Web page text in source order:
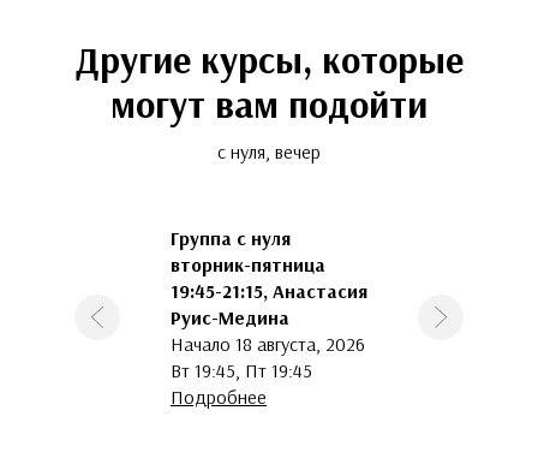
Другие курсы, которые
могут вам подойти
с нуля, вечер
Группа с нуля
вторник-пятница
19:45-21:15, Анастасия
Руис-Медина
Начало 18 августа, 2026
Вт 19:45, Пт 19:45
Подробнее
Предыдущая Следующая